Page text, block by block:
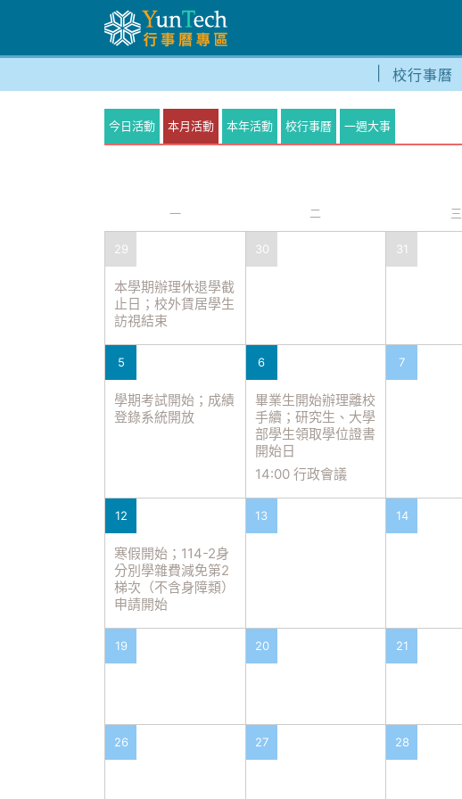
校行事曆
今日活動 本月活動 本年活動 校行事曆 一週大事
一 二 三
29
本學期辦理休退學截
止日；校外賃居學生
訪視結束
30 31
5
學期考試開始；成績
登錄系統開放
6
畢業生開始辦理離校
手續；研究生、大學
部學生領取學位證書
開始日
14:00 行政會議
7
12
寒假開始；114-2身
分別學雜費減免第2
梯次（不含身障類）
申請開始
13 14
19 20 21
26 27 28